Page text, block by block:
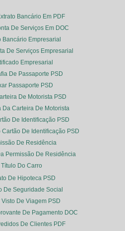
Bancário Em PDF
De Serviços Em DOC
Bancário Empresarial
De Serviços Empresarial
Empresarial
De Passaporte PSD
Passaporte PSD
De Motorista PSD
Da Carteira De Motorista
De Identificação PSD
Cartão De Identificação PSD
De Residência
Permissão De Residência
Título Do Carro
De Hipoteca PSD
De Seguridade Social
Visto De Viagem PSD
De Pagamento DOC
De Clientes PDF